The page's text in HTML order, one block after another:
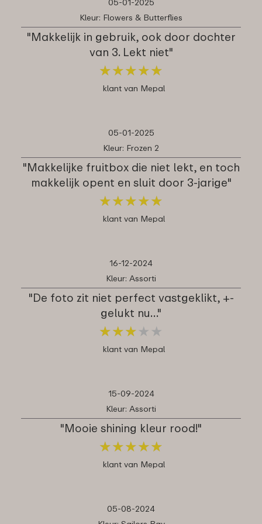
05-01-2025
Kleur: Flowers & Butterflies
"Makkelijk in gebruik, ook door dochter
van 3. Lekt niet"
★★★★★
★★★★★
klant van Mepal
05-01-2025
Kleur: Frozen 2
"Makkelijke fruitbox die niet lekt, en toch
makkelijk opent en sluit door 3-jarige"
★★★★★
★★★★★
klant van Mepal
16-12-2024
Kleur: Assorti
"De foto zit niet perfect vastgeklikt, +-
gelukt nu…"
★★★ ★ ★
★★★ ★ ★
klant van Mepal
15-09-2024
Kleur: Assorti
"Mooie shining kleur rood!"
★★★★★
★★★★★
klant van Mepal
05-08-2024